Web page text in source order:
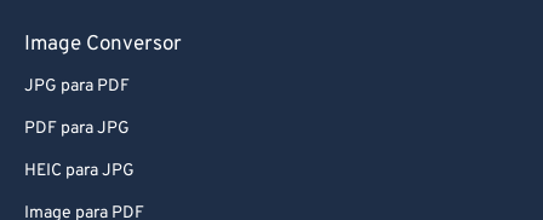
Image Conversor
JPG para PDF
PDF para JPG
HEIC para JPG
Image para PDF